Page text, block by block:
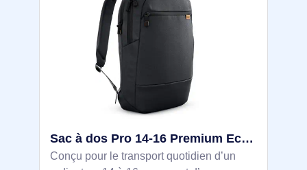
Sac à dos Pro 14-16 Premium EcoLoop Slim - CP7625S - DELL-CP7625S
Conçu pour le transport quotidien d’un